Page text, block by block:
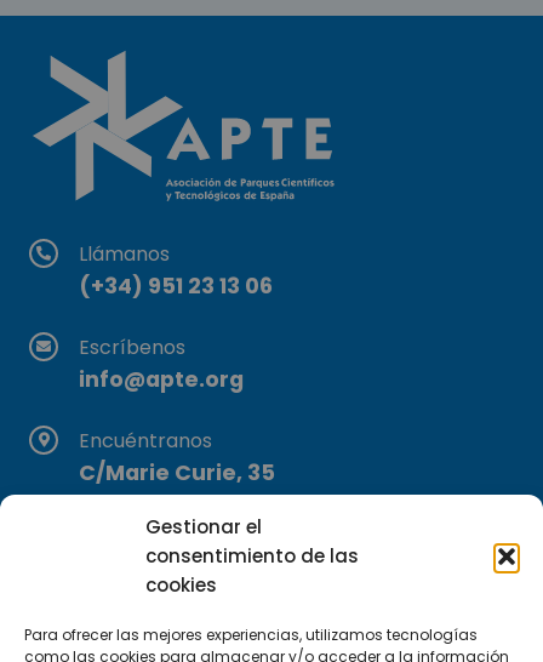
Gestionar el
consentimiento de las
cookies
Para ofrecer las mejores experiencias, utilizamos tecnologías
como las cookies para almacenar y/o acceder a la información
Llámanos
(+34) 951 23 13 06
Escríbenos
info@apte.org
Encuéntranos
C/Marie Curie, 35